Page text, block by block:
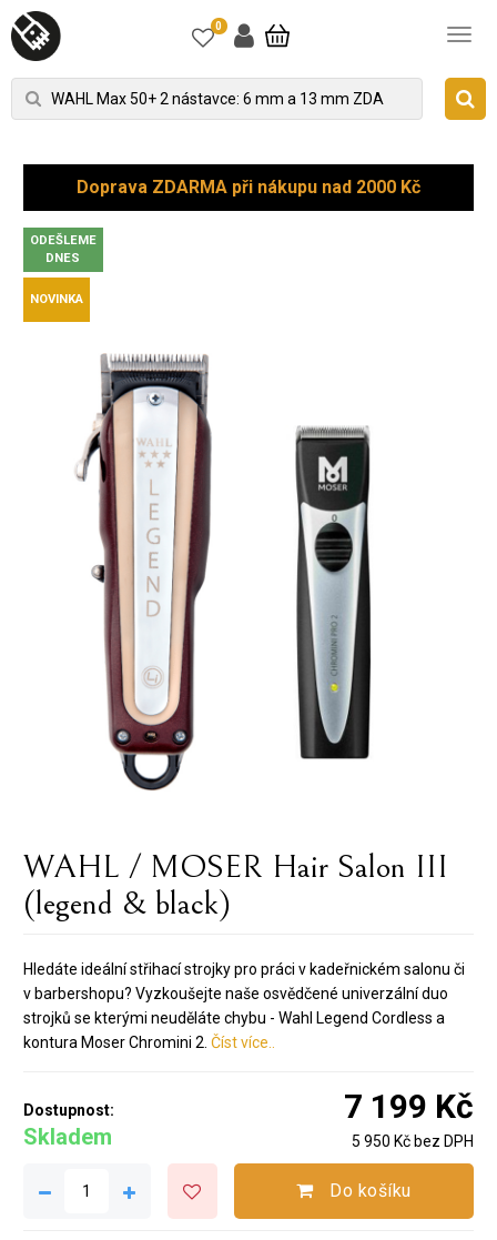
0
Doprava ZDARMA při nákupu nad 2000 Kč
ODEŠLEME
DNES
NOVINKA
WAHL / MOSER Hair Salon III
(legend & black)
Hledáte ideální střihací strojky pro práci v kadeřnickém salonu či
v barbershopu? Vyzkoušejte naše osvědčené univerzální duo
strojků se kterými neuděláte chybu - Wahl Legend Cordless a
kontura Moser Chromini 2. Číst více..
Dostupnost:
Skladem
7 199 Kč
5 950 Kč bez DPH
Do košíku